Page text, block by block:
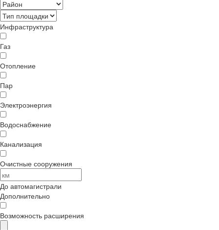
Инфраструктура
Газ
Отопление
Пар
Электроэнергия
Водоснабжение
Канализация
Очистные сооружения
До автомагистрали
Дополнительно
Возможность расширения